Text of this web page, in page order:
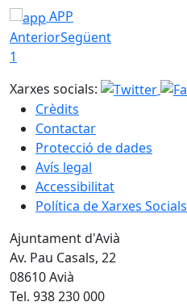
APP
AnteriorSegüent
1
Xarxes socials:
Crèdits
Contactar
Protecció de dades
Avís legal
Accessibilitat
Política de Xarxes Socials
Ajuntament d'Avià
Av. Pau Casals, 22
08610 Avià
Tel. 938 230 000